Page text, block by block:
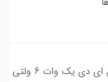
این ماژول ال ای دی 4 وات ، با 4 عدد ال ای دی یک وات 6 ولتی